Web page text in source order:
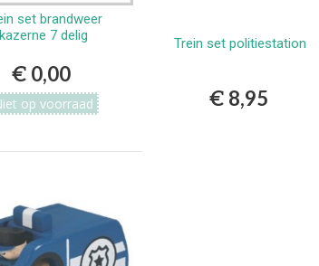
Bekijken
set brandweer
7 delig
€ 0,00
op voorraad
Bestellen
Trein set politiestation
€ 8,95